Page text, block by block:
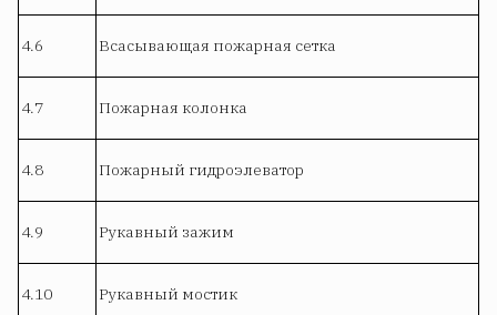
4.6 Всасывающая пожарная сетка
4.7 Пожарная колонка
4.8 Пожарный гидроэлеватор
4.9 Рукавный зажим
4.10 Рукавный мостик